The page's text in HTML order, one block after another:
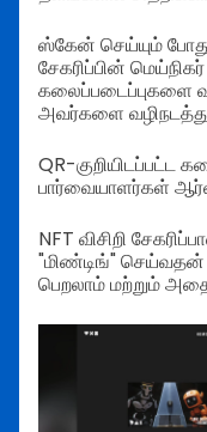
ஸ்கேன் செய்யும் போது,
சேகரிப்பின்
கலைப்படைப்புகளை
அவர்களை
QR-குறியிடப்பட்ட
பார்வையாளர்கள்
NFT விசிறி
"மிண்டிங்"
பெறலாம் மற்றும்